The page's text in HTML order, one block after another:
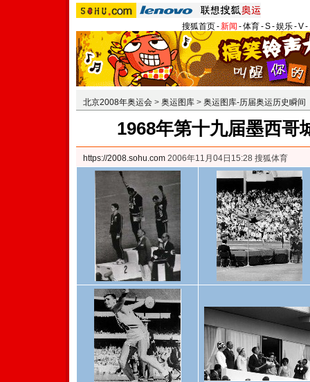
搜狐首页-新闻 -体育-S-娱乐-V-
北京2008年奥运会 > 奥运图库 > 奥运图库-历届奥运历史瞬间
1968年第十九届墨西哥
https://2008.sohu.com 2006年11月04日15:28 搜狐体育